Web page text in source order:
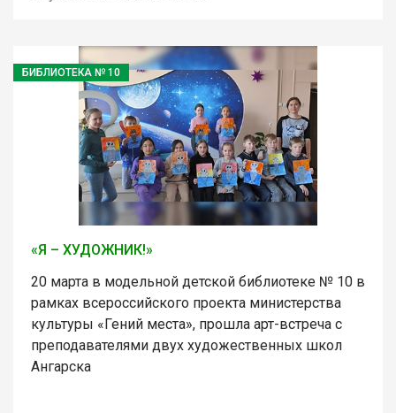
БИБЛИОТЕКА № 10
«Я – ХУДОЖНИК!»
20 марта в модельной детской библиотеке № 10 в
рамках всероссийского проекта министерства
культуры «Гений места», прошла арт-встреча с
преподавателями двух художественных школ
Ангарска